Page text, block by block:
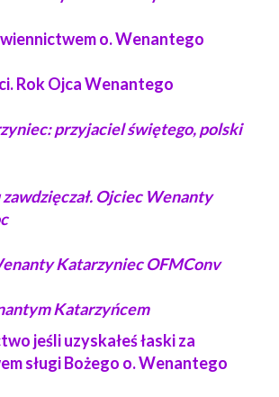
o. Wenantego
Rok Ojca Wenantego
przyjaciel świętego, polski
Ojciec Wenanty
Katarzyniec OFMConv
Katarzyńcem
jeśli uzyskałeś łaski za
sługi Bożego o. Wenantego